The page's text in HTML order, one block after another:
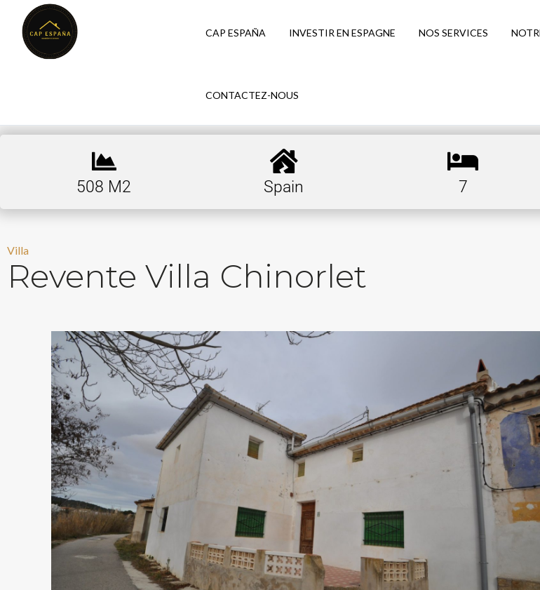
CAP ESPAÑA INVESTIR EN ESPAGNE NOS SERVICES
CONTACTEZ-NOUS
508 M2 Spain 7
Villa
Revente Villa Chinorlet
Don't have an account?Sign Up
Username
No apps configured. Please contact
your administrator.
Lost your password?